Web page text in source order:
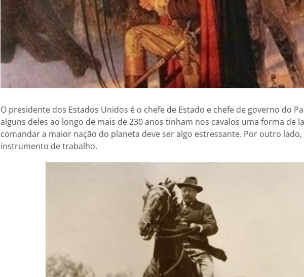
O presidente dos Estados Unidos é o chefe de Estado e chefe de governo do
alguns deles ao longo de mais de 230 anos tinham nos cavalos uma forma de
comandar a maior nação do planeta deve ser algo estressante. Por outro
instrumento de trabalho.